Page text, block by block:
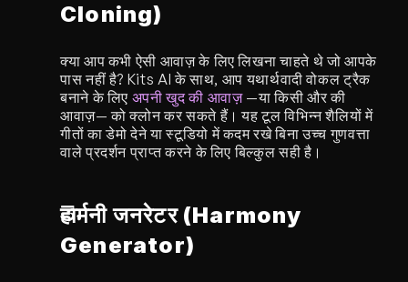
Cloning)
क्या आप कभी ऐसी आवाज़ के लिए लिखना चाहते थे जो आपके
पास नहीं है? Kits AI के साथ, आप यथार्थवादी वोकल ट्रैक
बनाने के लिए अपनी खुद की आवाज़ —या किसी और की
आवाज़— को क्लोन कर सकते हैं। यह टूल विभिन्न शैलियों में
गीतों का डेमो देने या स्टूडियो में कदम रखे बिना उच्च गुणवत्ता
वाले प्रदर्शन प्राप्त करने के लिए बिल्कुल सही है।
हार्मनी जनरेटर (Harmony
Generator)